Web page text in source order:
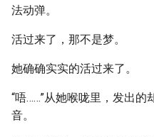
法动弹。
活过来了，那不是梦。
她确确实实的活过来了。
“唔……”从她喉咙里，发出
音。